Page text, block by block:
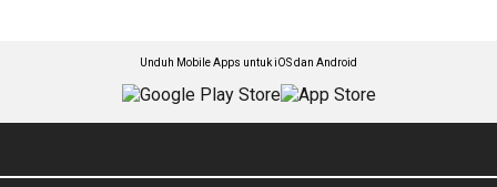
Unduh Mobile Apps untuk iOS dan Android